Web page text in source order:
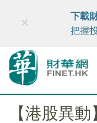
財華智庫網
×
下載
把握
【港股異